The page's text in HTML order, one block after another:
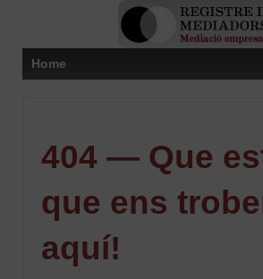
Home
404 — Que
que ens
aquí!